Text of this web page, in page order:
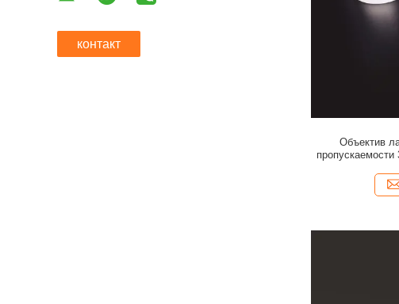
контакт
Объектив